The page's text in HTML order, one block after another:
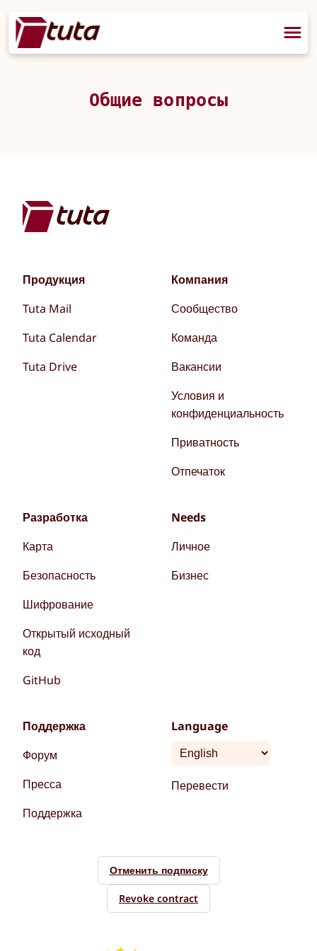
Общие вопросы
Продукция
Tuta Mail
Tuta Calendar
Tuta Drive
Компания
Сообщество
Команда
Вакансии
Условия и
конфиденциальность
Приватность
Отпечаток
Разработка
Карта
Безопасность
Шифрование
Открытый исходный
код
GitHub
Needs
Личное
Бизнес
Поддержка
Форум
Пресса
Поддержка
Language
Перевести
Отменить подписку
Revoke contract